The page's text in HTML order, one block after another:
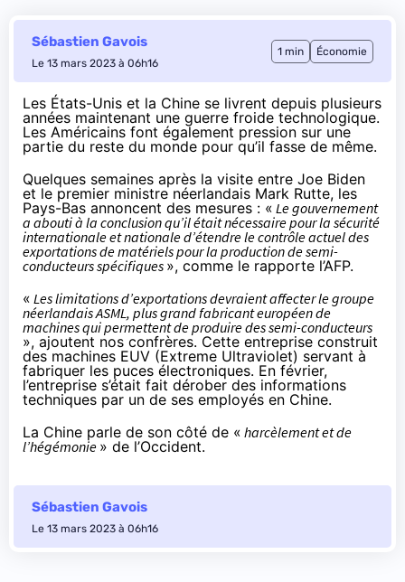
Sébastien Gavois
Le 13 mars 2023 à 06h16
1 min Économie
Les États-Unis et la Chine se livrent depuis plusieurs
années maintenant une guerre froide technologique.
Les Américains font également pression sur une
partie du reste du monde pour qu’il fasse de même.
Quelques semaines après la visite entre Joe Biden
et le premier ministre néerlandais Mark Rutte, les
Pays-Bas annoncent des mesures : « Le gouvernement
a abouti à la conclusion qu’il était nécessaire pour la sécurité
internationale et nationale d’étendre le contrôle actuel des
exportations de matériels pour la production de semi-
conducteurs spécifiques », comme le rapporte l’AFP.
« Les limitations d’exportations devraient affecter le groupe
néerlandais ASML, plus grand fabricant européen de
machines qui permettent de produire des semi-conducteurs
», ajoutent nos confrères. Cette entreprise construit
des machines EUV (Extreme Ultraviolet) servant à
fabriquer les puces électroniques. En février,
l’entreprise s’était fait dérober des informations
techniques par un de ses employés en Chine.
La Chine parle de son côté de « harcèlement et de
l’hégémonie » de l’Occident.
Sébastien Gavois
Le 13 mars 2023 à 06h16